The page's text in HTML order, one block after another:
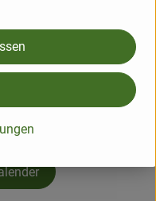
Adventskalender
Türchen.